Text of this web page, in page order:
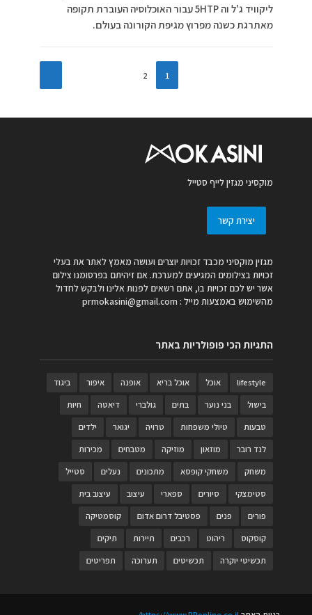
ליקוויד ג'ל וה 5HTP עבור האוכלוסיה העוברת תקופה
מאתרגת כשנה מפרוץ מגיפת הקורונה בעולם.
1
2
מוקסיני מגזין לייף סטייל
יצירת קשר
מגזין מוקסיני מכבד זכויות יוצרים ועושה מאמץ לאתר את בעלי
זכויות בצילומים המגיעים למערכת. אם זיהיתם בפרסומנו צילום
אשר יש לכם זכויות בו, אתם רשאים לפנות אלינו ולבקש לחדול
מהשימוש באמצעות מייל : prmokasini@gmail.com
התגיות הכי פופולריות באתר
lifestyle אוכל אוכל בריא אופנה איפור
ביגוד
בישול
בני נוער בתים גולברי דיאטה
חיות
טבעות
טיולי משפחות טרויה יגואר
ילדים
לנד רובר
מוזאון מוזיקה מטבחים
מכירות
משחק
משחקי קופסא מתכונים נעלים
סטייל
סטימצקי
סיורים ספארי עיצוב
עיצוב בית
פורים
פנים פסטיבל דרום אדום
קוסמטיקה
קוסקוס
ריהוט רכבים תיירות
תיקים
תכשיטי יוקרה
תכשיטים תערוכה תפריטים